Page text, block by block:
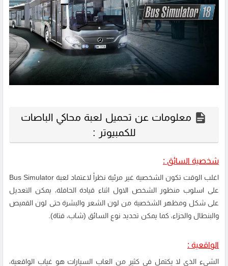
معلومات عن تحميل لعبة محاكي الباصات
للكمبيوتر :
شخصية السائق :
اغلب الوقت تكون الشخصية غير مرئية نظراً لاعتماد لعبة Bus Simulator
على اسلوب منظور الشخص الاول اثناء قيادة الحافلة، يمكن التعديل
على شكل ومظهر الشخصية من لون الشعر والبشرة حتى لون القميص
والبنطال والحزاء، كما يمكن تحديد نوع السائق (شاب، فتاة).
الواقعية :
الشيء الذي لا يكتمل في كثير من العاب السيارات هو غياب الواقعية،